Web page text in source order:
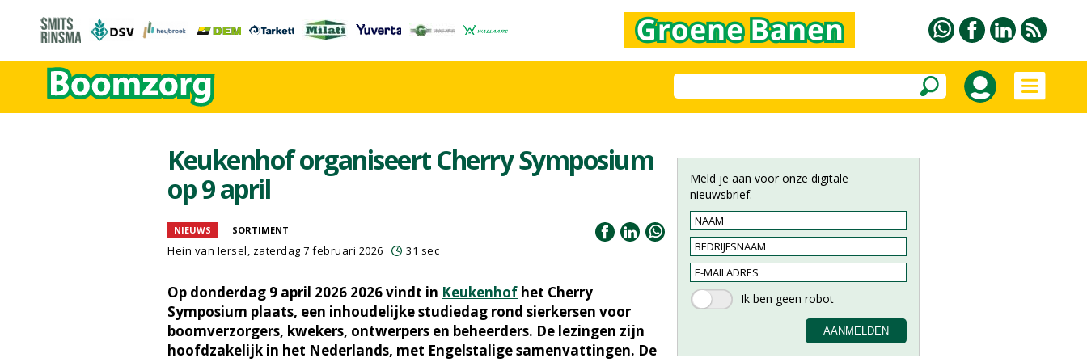
Keukenhof organiseert Cherry Symposium
op 9 april
NIEUWS SORTIMENT
Hein van Iersel, zaterdag 7 februari 2026 31 sec
Op donderdag 9 april 2026 2026 vindt in Keukenhof het Cherry
Symposium plaats, een inhoudelijke studiedag rond sierkersen voor
boomverzorgers, kwekers, ontwerpers en beheerders. De lezingen zijn
hoofdzakelijk in het Nederlands, met Engelstalige samenvattingen. De
Meld je aan voor onze digitale
nieuwsbrief.